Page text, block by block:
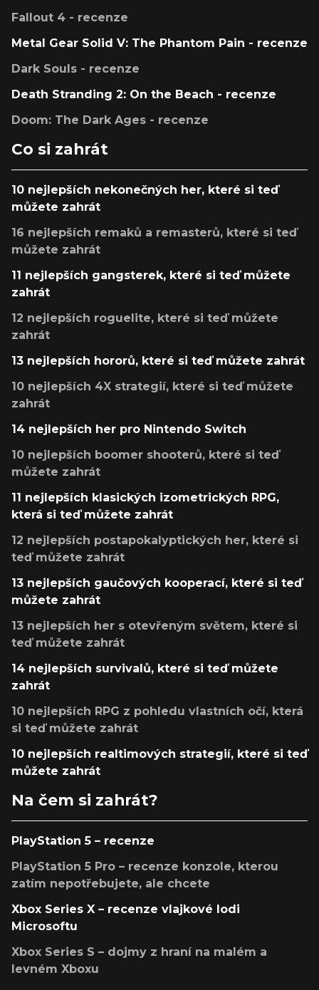
Fallout 4 - recenze
Metal Gear Solid V: The Phantom Pain - recenze
Dark Souls - recenze
Death Stranding 2: On the Beach - recenze
Doom: The Dark Ages - recenze
Co si zahrát
10 nejlepších nekonečných her, které si teď
můžete zahrát
16 nejlepších remaků a remasterů, které si teď
můžete zahrát
11 nejlepších gangsterek, které si teď můžete
zahrát
12 nejlepších roguelite, které si teď můžete
zahrát
13 nejlepších hororů, které si teď můžete zahrát
10 nejlepších 4X strategií, které si teď můžete
zahrát
14 nejlepších her pro Nintendo Switch
10 nejlepších boomer shooterů, které si teď
můžete zahrát
11 nejlepších klasických izometrických RPG,
která si teď můžete zahrát
12 nejlepších postapokalyptických her, které si
teď můžete zahrát
13 nejlepších gaučových kooperací, které si teď
můžete zahrát
13 nejlepších her s otevřeným světem, které si
teď můžete zahrát
14 nejlepších survivalů, které si teď můžete
zahrát
10 nejlepších RPG z pohledu vlastních očí, která
si teď můžete zahrát
10 nejlepších realtimových strategií, které si teď
můžete zahrát
Na čem si zahrát?
PlayStation 5 – recenze
PlayStation 5 Pro – recenze konzole, kterou
zatím nepotřebujete, ale chcete
Xbox Series X – recenze vlajkové lodi
Microsoftu
Xbox Series S – dojmy z hraní na malém a
levném Xboxu